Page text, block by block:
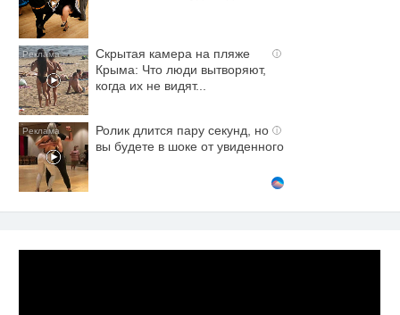
i
Скрытая камера на пляже
Крыма: Что люди вытворяют,
когда их не видят...
i
Ролик длится пару секунд, но
вы будете в шоке от увиденного